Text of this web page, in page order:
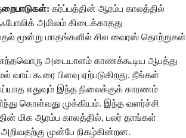
கர்ப்பத்தின் ஆரம்ப காலத்தில்
அமிலம் கிடைக்காதது
மூன்று மாதங்களில் சில வைரஸ் தொற்றுகள்
எந்தவொரு அடையாளம் காணக்கூடிய ஆபத்து
வாய் கூரை பிளவு ஏற்படுகிறது. நீங்கள்
எதுவும் இந்த நிலைக்குக் காரணம்
கொள்வது முக்கியம். இந்த வளர்ச்சி
மிக ஆரம்ப காலத்தில், பலர் தாங்கள்
முன்பே நிகழ்கின்றன.